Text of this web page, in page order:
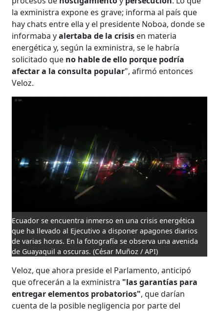
la exministra expone es grave; informa al país que
hay chats entre ella y el presidente Noboa, donde se
informaba yalertaba de la crisis en materia
energética y, según la exministra, se le habría
solicitado que no hable de ello porque podría
afectar a la consulta popular", afirmó entonces
Veloz.
Ecuador se encuentra inmerso en una crisis energética
que ha llevado al Ejecutivo a disponer apagones diarios
de varias horas. En la fotografía se observa una avenida
de Guayaquil a oscuras. (César Muñoz / API)
Veloz, que ahora preside el Parlamento, anticipó
que ofrecerán a la exministra "las garantías para
entregar elementos probatorios", que darían
cuenta de la posible negligencia por parte del